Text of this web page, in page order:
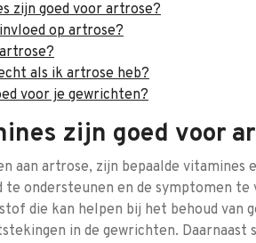
zijn goed voor artrose?
op artrose?
als ik artrose heb?
voor je gewrichten?
zijn goed voor
aan artrose, zijn bepaalde vitamines
te ondersteunen en de symptomen
die kan helpen bij het behoud van
in de gewrichten.